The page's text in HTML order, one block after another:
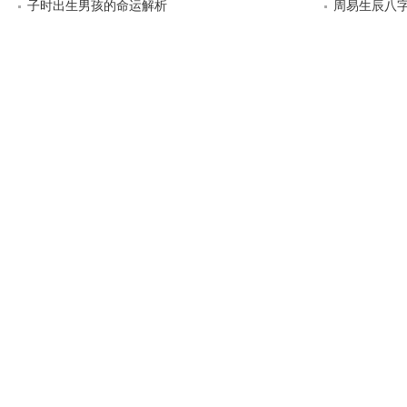
子时出生男孩的命运解析
周易生辰八